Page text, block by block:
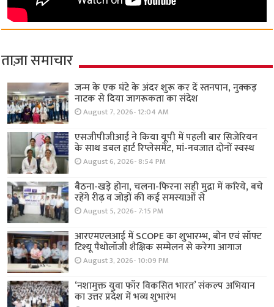
ताज़ा समाचार
जन्म के एक घंटे के अंदर शुरू कर दें स्तनपान, नुक्कड़
नाटक से दिया जागरूकता का संदेश
August 7, 2026- 12:04 AM
एसजीपीजीआई ने किया यूपी में पहली बार सिजेरियन
के साथ डबल हार्ट रिप्लेसमेंट, मां-नवजात दोनों स्वस्थ
August 6, 2026- 8:54 PM
बैठना-खड़े होना, चलना-फिरना सही मुद्रा में करिये, बचे
रहेंगे रीढ़ व जोड़ों की कई समस्याओं से
August 5, 2026- 7:15 PM
आरएमएलआई में SCOPE का शुभारम्भ, बोन एवं सॉफ्ट
टिश्यू पैथोलॉजी शैक्षिक सम्मेलन से करेगा आगाज
August 3, 2026- 10:09 PM
‘नशामुक्त युवा फॉर विकसित भारत’ संकल्प अभियान
का उत्तर प्रदेश में भव्य शुभारंभ